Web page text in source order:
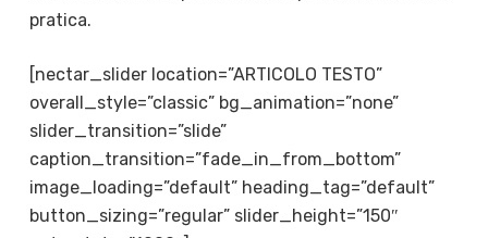
pratica.
[nectar_slider location=”ARTICOLO TESTO”
overall_style=”classic” bg_animation=”none”
slider_transition=”slide”
caption_transition=”fade_in_from_bottom”
image_loading=”default” heading_tag=”default”
button_sizing=”regular” slider_height=”150″